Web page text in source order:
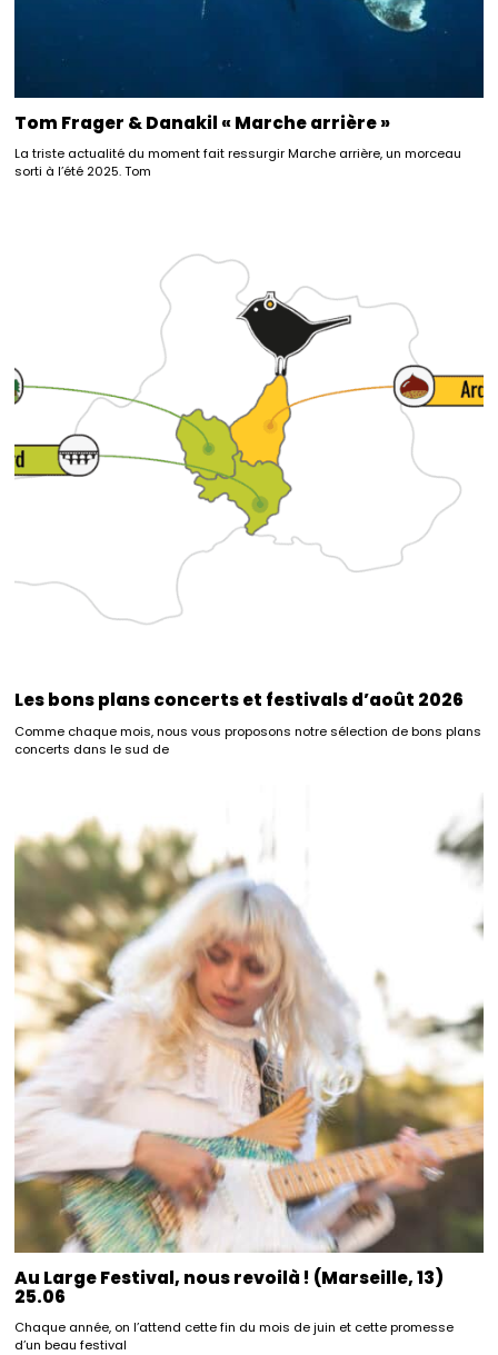
Tom Frager & Danakil « Marche arrière »
La triste actualité du moment fait ressurgir Marche arrière, un morceau
sorti à l’été 2025. Tom
Les bons plans concerts et festivals d’août 2026
Comme chaque mois, nous vous proposons notre sélection de bons plans
concerts dans le sud de
Au Large Festival, nous revoilà ! (Marseille, 13)
25.06
Chaque année, on l’attend cette fin du mois de juin et cette promesse
d’un beau festival